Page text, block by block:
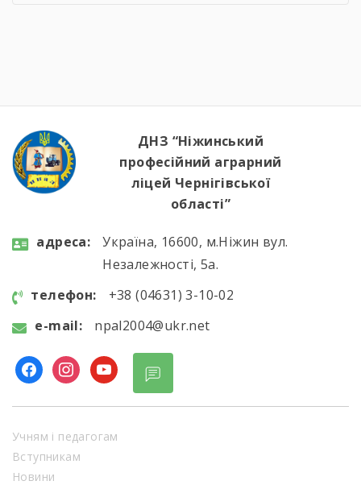
ДНЗ “Ніжинський
професійний аграрний
ліцей Чернігівської
області”
aдресa:
Україна, 16600, м.Ніжин вул.
Незалежності, 5а.
телефон:
+38 (04631) 3-10-02
e-mail:
npal2004@ukr.net
facebookinstagram
youtube
Учням і педагогам
Вступникам
Новини